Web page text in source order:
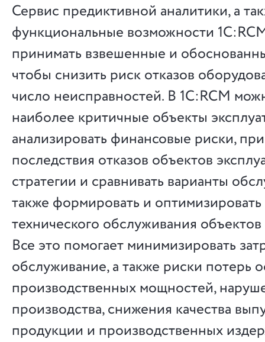
Сервис предиктивной аналитики, а
функциональные возможности
принимать взвешенные и
чтобы снизить риск отказов
число неисправностей. В 1С:RCM
наиболее критичные объекты
анализировать финансовые риски,
последствия отказов объектов
стратегии и сравнивать варианты
также формировать и
технического обслуживания объектов
Все это помогает минимизировать
обслуживание, а также риски потерь
производственных мощностей,
производства, снижения качества
продукции и производственных